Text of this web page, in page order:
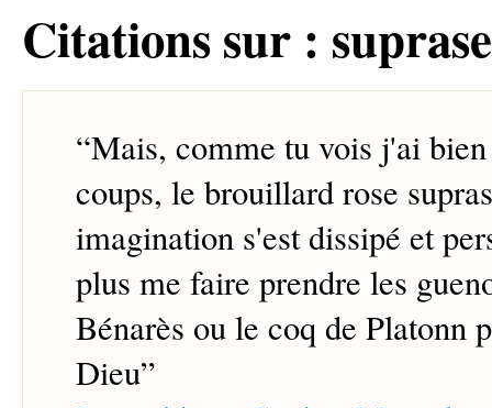
Citations sur :
“Mais, comme tu vois j'ai
coups, le brouillard rose
imagination s'est dissipé et
plus me faire prendre les
Bénarès ou le coq de Platonn
Dieu”